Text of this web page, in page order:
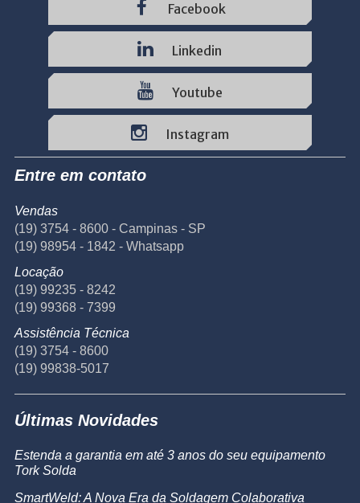
Facebook
Linkedin
Youtube
Instagram
Entre em contato
Vendas
(19) 3754 - 8600 - Campinas - SP
(19) 98954 - 1842 - Whatsapp
Locação
(19) 99235 - 8242
(19) 99368 - 7399
Assistência Técnica
(19) 3754 - 8600
(19) 99838-5017
Últimas Novidades
Estenda a garantia em até 3 anos do seu equipamento
Tork Solda
SmartWeld: A Nova Era da Soldagem Colaborativa